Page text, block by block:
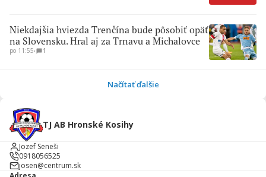
Niekdajšia hviezda Trenčína bude pôsobiť opäť
na Slovensku. Hral aj za Trnavu a Michalovce
po 11:55∙ 1
Načítať ďalšie
TJ AB Hronské Kosihy
Jozef Seneši
0918056525
josen@centrum.sk